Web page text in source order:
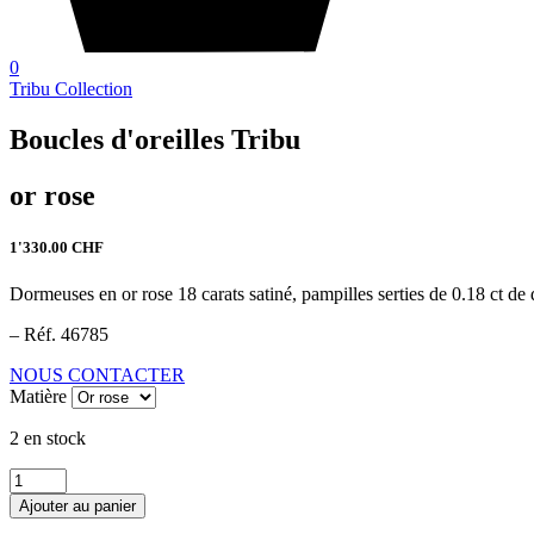
0
Tribu Collection
Boucles d'oreilles Tribu
or rose
1'330.00 CHF
Dormeuses en or rose 18 carats satiné, pampilles serties de 0.18 ct de
– Réf. 46785
NOUS CONTACTER
Matière
2 en stock
quantité
de
Boucles
Ajouter au panier